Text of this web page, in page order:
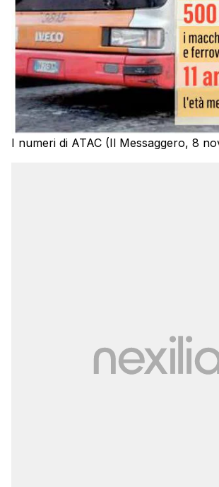
I numeri di ATAC (Il Messaggero, 8